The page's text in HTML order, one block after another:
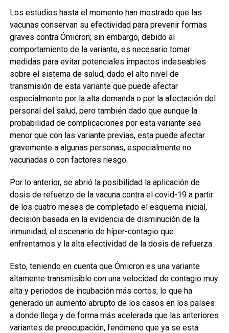
Los estudios hasta el momento han mostrado que las
vacunas conservan su efectividad para prevenir formas
graves contra Ómicron; sin embargo, debido al
comportamiento de la variante, es necesario tomar
medidas para evitar potenciales impactos indeseables
sobre el sistema de salud, dado el alto nivel de
transmisión de esta variante que puede afectar
especialmente por la alta demanda o por la afectación del
personal del salud, pero también dado que aunque la
probabilidad de complicaciones por esta variante sea
menor que con las variante previas, esta puede afectar
gravemente a algunas personas, especialmente no
vacunadas o con factores riesgo.
Por lo anterior, se abrió la posibilidad la aplicación de
dosis de refuerzo de la vacuna contra el covid-19 a partir
de los cuatro meses de completado el esquema inicial,
decisión basada en la evidencia de disminución de la
inmunidad, el escenario de híper-contagio que
enfrentamos y la alta efectividad de la dosis de refuerza.
Esto, teniendo en cuenta que Ómicron es una variante
altamente transmisible con una velocidad de contagio muy
alta y periodos de incubación más cortos, lo que ha
generado un aumento abrupto de los casos en los países
a donde llega y de forma más acelerada que las anteriores
variantes de preocupación, fenómeno que ya se está